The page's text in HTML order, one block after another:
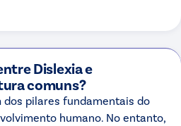
Dislexia e
comuns?
dos pilares fundamentais do
humano. No entanto,